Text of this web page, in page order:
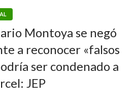
Montoya se negó
a reconocer «falsos
ser condenado a
JEP